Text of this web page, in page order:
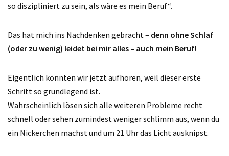
so diszipliniert zu sein, als wäre es mein Beruf“.
Das hat mich ins Nachdenken gebracht – denn ohne Schlaf
(oder zu wenig) leidet bei mir alles – auch mein Beruf!
Eigentlich könnten wir jetzt aufhören, weil dieser erste
Schritt so grundlegend ist.
Wahrscheinlich lösen sich alle weiteren Probleme recht
schnell oder sehen zumindest weniger schlimm aus, wenn du
ein Nickerchen machst und um 21 Uhr das Licht ausknipst.